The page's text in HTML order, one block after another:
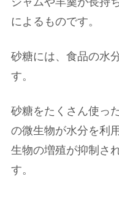
によるものです。
砂糖には、食品の水
す。
砂糖をたくさん使っ
の微生物が水分を利
生物の増殖が抑制さ
す。